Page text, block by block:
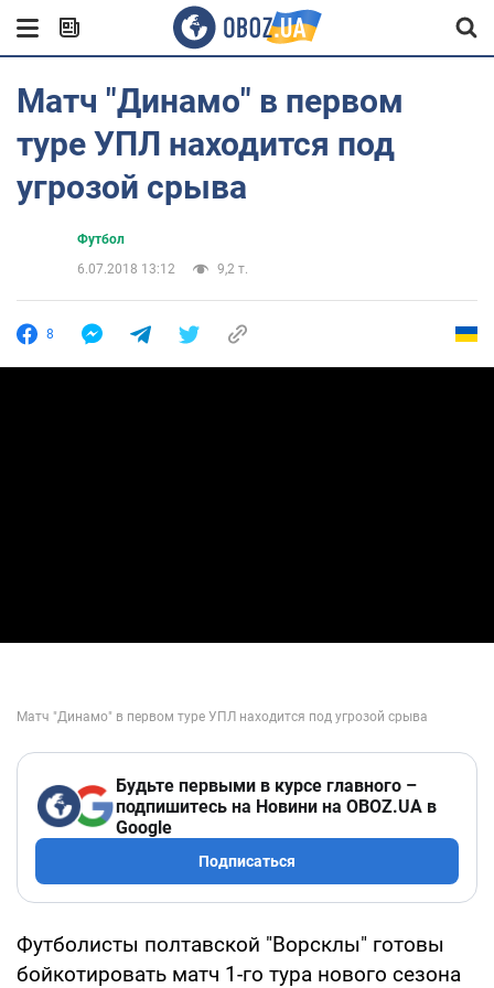
Матч "Динамо" в первом
туре УПЛ находится под
угрозой срыва
Футбол
6.07.2018 13:12
9,2 т.
8
Будьте первыми в курсе главного –
подпишитесь на Новини на OBOZ.UA в
Google
Подписаться
Футболисты полтавской "Ворсклы" готовы
бойкотировать матч 1-го тура нового сезона